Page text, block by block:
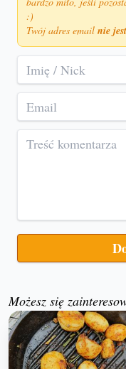
:)
Twój adres email nie
Możesz się